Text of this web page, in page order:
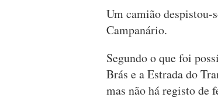
Um camião despistou-
Campanário.
Segundo o que foi
Brás e a Estrada do
mas não há registo de